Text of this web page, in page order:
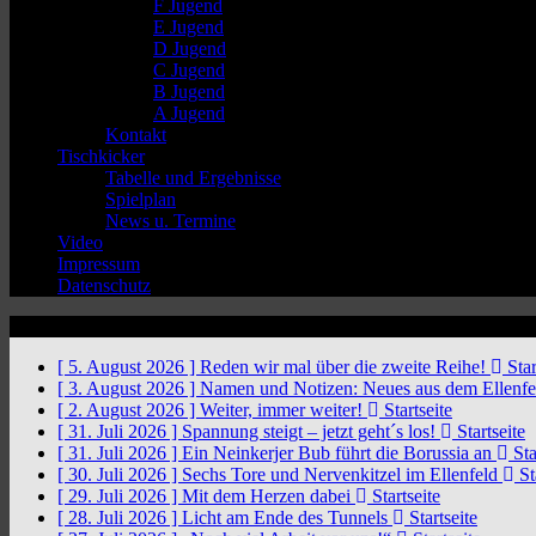
F Jugend
E Jugend
D Jugend
C Jugend
B Jugend
A Jugend
Kontakt
Tischkicker
Tabelle und Ergebnisse
Spielplan
News u. Termine
Video
Impressum
Datenschutz
[ 5. August 2026 ] Reden wir mal über die zweite Reihe!
[ 3. August 2026 ] Namen und Notizen: Neues aus dem
[ 2. August 2026 ] Weiter, immer weiter!
Startseite
[ 31. Juli 2026 ] Spannung steigt – jetzt geht´s los!
Startseite
[ 31. Juli 2026 ] Ein Neinkerjer Bub führt die Borussia an
[ 30. Juli 2026 ] Sechs Tore und Nervenkitzel im Ellenfeld
[ 29. Juli 2026 ] Mit dem Herzen dabei
Startseite
[ 28. Juli 2026 ] Licht am Ende des Tunnels
Startseite